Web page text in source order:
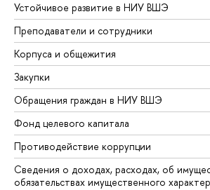
Устойчивое развитие в НИУ ВШЭ
Преподаватели и сотрудники
Корпуса и общежития
Закупки
Обращения граждан в НИУ ВШЭ
Фонд целевого капитала
Противодействие коррупции
Сведения о доходах, расходах, об
обязательствах имущественного